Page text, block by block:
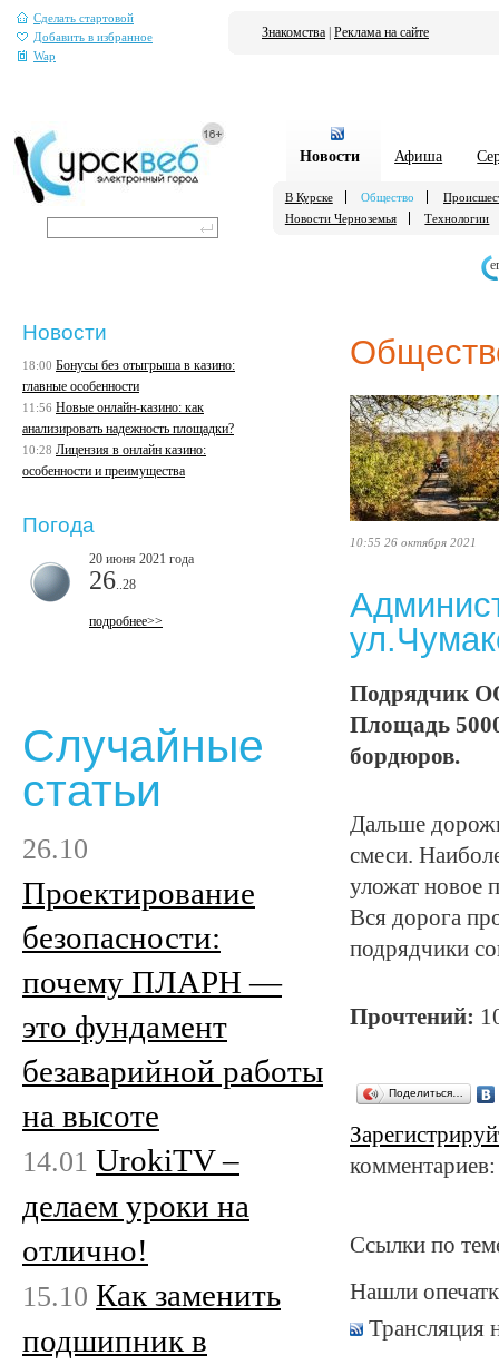
Сделать стартовой
Добавить в избранное
Wap
Знакомства Реклама на сайте
Новости Афиша
В Курске Общество
Новости Черноземья
Технологии
10:55 26 октября 2021
Подрядчик
Площадь
бордюров.
Дальше
смеси.
уложат новое
Вся дорога
подрядчики
Прочтений:
Поделиться…
Ссылки по
Нашли
Трансляция
Новости
18:00 Бонусы без отыгрыша в казино:
главные особенности
11:56 Новые онлайн-казино: как
анализировать надежность площадки?
10:28 Лицензия в онлайн казино:
особенности и преимущества
Погода
20 июня 2021 года
26 ..28
подробнее>>
Случайные
статьи
26.10
Проектирование
безопасности:
почему ПЛАРН —
это фундамент
безаварийной работы
на высоте
14.01 UrokiTV –
делаем уроки на
отлично!
15.10 Как заменить
подшипник в